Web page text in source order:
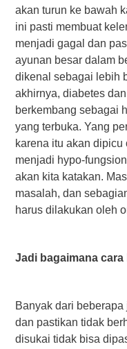
akan turun ke bawah
ini pasti membuat
menjadi gagal dan
ayunan besar dalam
dikenal sebagai lebih
akhirnya, diabetes
berkembang sebagai
yang terbuka. Yang
karena itu akan
menjadi hypo-
akan kita katakan.
masalah, dan
harus dilakukan oleh
Jadi bagaimana
Banyak dari
dan pastikan tidak
disukai tidak bisa